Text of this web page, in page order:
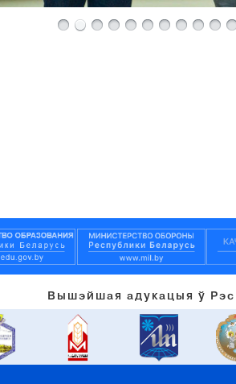
Вышэйшая адукацыя ў